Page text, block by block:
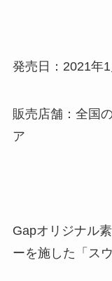
発売日：2021年
販売店舗：全国
ア
Gapオリジナル
ーを施した「ス